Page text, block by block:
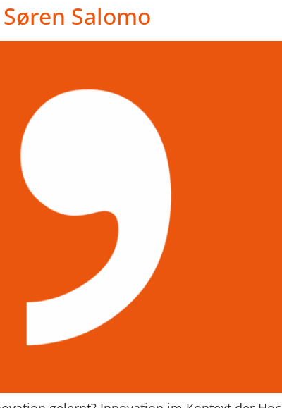
Salomo